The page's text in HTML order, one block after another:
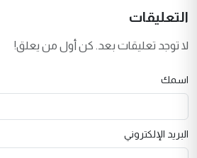
التعليقات
لا توجد تعليقات بعد. كن أول من يعلق!
اسمك
البريد الإلكتروني